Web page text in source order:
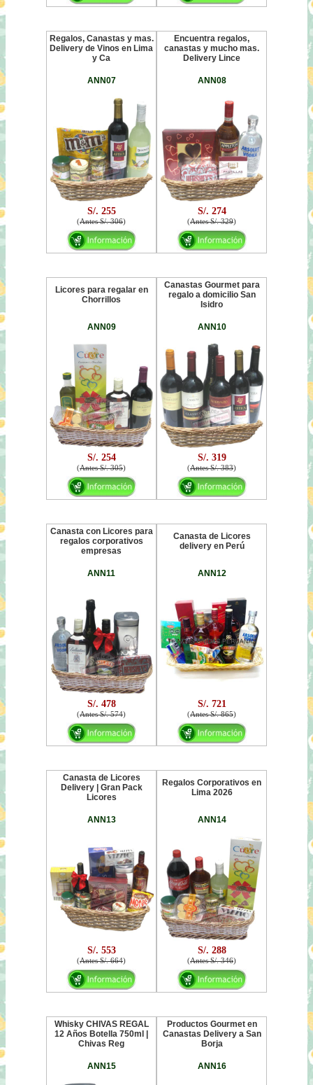
Regalos, Canastas y mas.
Delivery de Vinos en Lima
y Ca
ANN07
S/. 255
(Antes S/. 306)
Encuentra regalos,
canastas y mucho mas.
Delivery Lince
ANN08
S/. 274
(Antes S/. 329)
Licores para regalar en
Chorrillos
ANN09
S/. 254
(Antes S/. 305)
Canastas Gourmet para
regalo a domicilio San
Isidro
ANN10
S/. 319
(Antes S/. 383)
Canasta con Licores para
regalos corporativos
empresas
ANN11
S/. 478
(Antes S/. 574)
Canasta de Licores
delivery en Perú
ANN12
S/. 721
(Antes S/. 865)
Canasta de Licores
Delivery | Gran Pack
Licores
ANN13
S/. 553
(Antes S/. 664)
Regalos Corporativos en
Lima 2026
ANN14
S/. 288
(Antes S/. 346)
Whisky CHIVAS REGAL
12 Años Botella 750ml |
Chivas Reg
ANN15
Productos Gourmet en
Canastas Delivery a San
Borja
ANN16